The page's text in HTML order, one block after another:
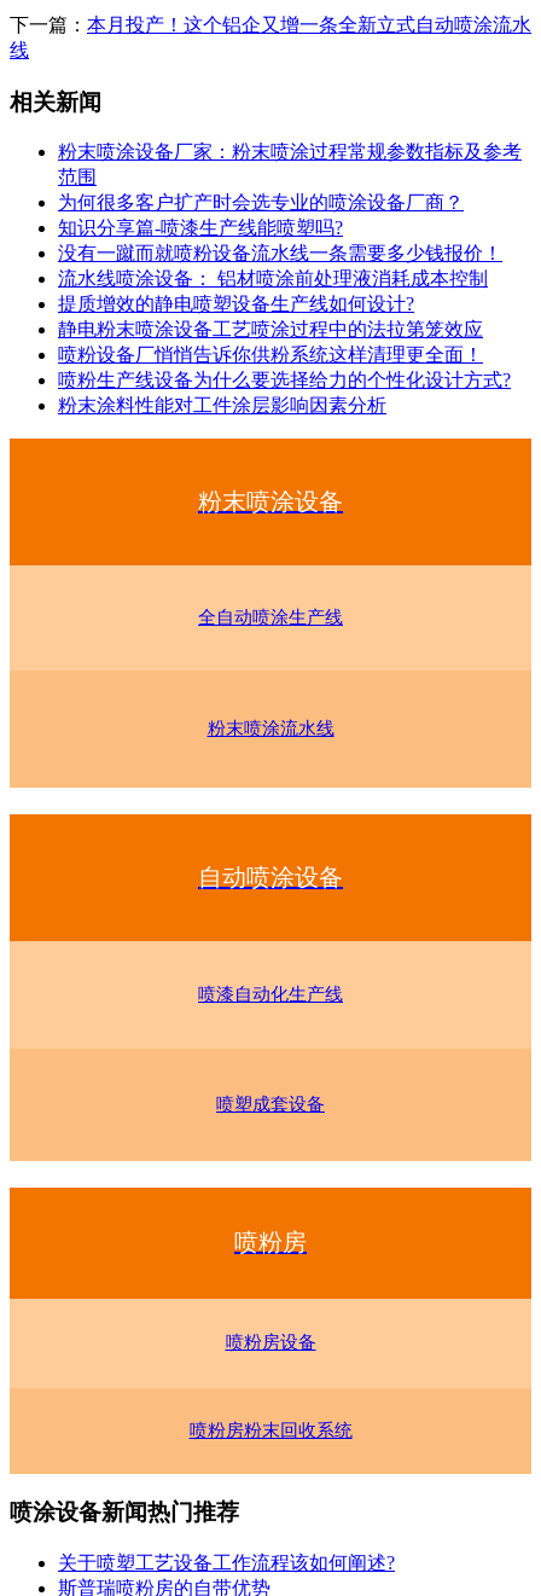
下一篇： 本月投产！这个铝企又增一条全新立式自动喷涂流水
线
相关新闻
粉末喷涂设备厂家：粉末喷涂过程常规参数指标及参考
范围
为何很多客户扩产时会选专业的喷涂设备厂商？
知识分享篇-喷漆生产线能喷塑吗?
没有一蹴而就喷粉设备流水线一条需要多少钱报价！
流水线喷涂设备： 铝材喷涂前处理液消耗成本控制
提质增效的静电喷塑设备生产线如何设计?
静电粉末喷涂设备工艺喷涂过程中的法拉第笼效应
喷粉设备厂悄悄告诉你供粉系统这样清理更全面！
喷粉生产线设备为什么要选择给力的个性化设计方式?
粉末涂料性能对工件涂层影响因素分析
粉末喷涂设备
全自动喷涂生产线
粉末喷涂流水线
自动喷涂设备
喷漆自动化生产线
喷塑成套设备
喷粉房
喷粉房设备
喷粉房粉末回收系统
喷涂设备新闻热门推荐
关于喷塑工艺设备工作流程该如何阐述?
斯普瑞喷粉房的自带优势